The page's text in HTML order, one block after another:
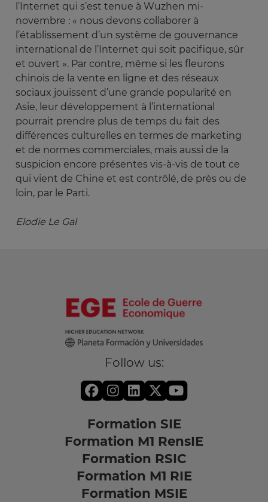
l’Internet qui s’est tenue à Wuzhen mi-
novembre : « nous devons collaborer à
l’établissement d’un système de gouvernance
international de l’Internet qui soit pacifique, sûr
et ouvert ». Par contre, même si les fleurons
chinois de la vente en ligne et des réseaux
sociaux jouissent d’une grande popularité en
Asie, leur développement à l’international
pourrait prendre plus de temps du fait des
différences culturelles en termes de marketing
et de normes commerciales, mais aussi de la
suspicion encore présentes vis-à-vis de tout ce
qui vient de Chine et est contrôlé, de près ou de
loin, par le Parti.
Elodie Le Gal
Follow us:
Formation SIE
Formation M1 RensIE
Formation RSIC
Formation M1 RIE
Formation MSIE